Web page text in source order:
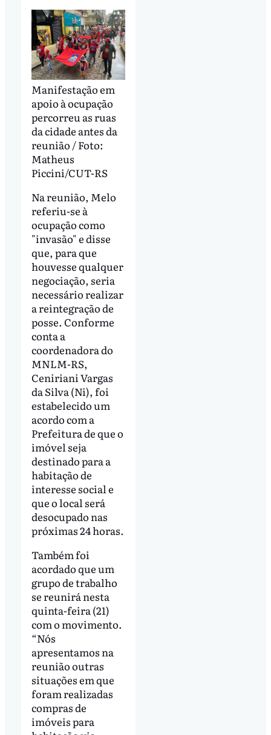
Manifestação em
apoio à ocupação
percorreu as ruas
da cidade antes da
reunião / Foto:
Matheus
Piccini/CUT-RS
Na reunião, Melo
referiu-se à
ocupação como
"invasão" e disse
que, para que
houvesse qualquer
negociação, seria
necessário realizar
a reintegração de
posse. Conforme
conta a
coordenadora do
MNLM-RS,
Ceniriani Vargas
da Silva (Ni), foi
estabelecido um
acordo com a
Prefeitura de que o
imóvel seja
destinado para a
habitação de
interesse social e
que o local será
desocupado nas
próximas 24 horas.
Também foi
acordado que um
grupo de trabalho
se reunirá nesta
quinta-feira (21)
com o movimento.
“Nós
apresentamos na
reunião outras
situações em que
foram realizadas
compras de
imóveis para